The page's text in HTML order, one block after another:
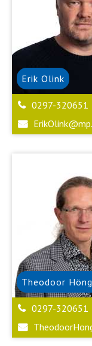
Erik Olink
0297-320651
Theodoor
0297-320651